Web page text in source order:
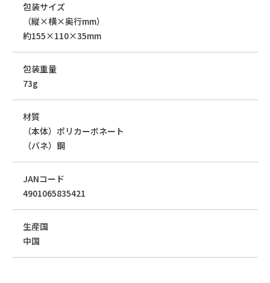
包装サイズ
（縦×横×奥行mm）
約155×110×35mm
包装重量
73g
材質
（本体）ポリカーボネート
（バネ）鋼
JANコード
4901065835421
生産国
中国